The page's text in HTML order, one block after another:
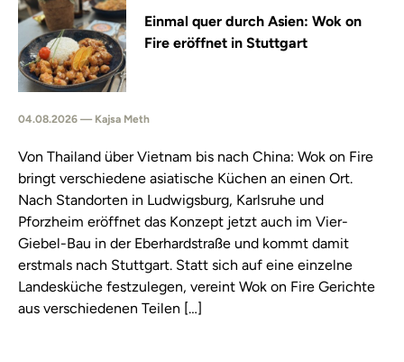
Einmal quer durch Asien: Wok on
Fire eröffnet in Stuttgart
04.08.2026 — Kajsa Meth
Von Thailand über Vietnam bis nach China: Wok on Fire
bringt verschiedene asiatische Küchen an einen Ort.
Nach Standorten in Ludwigsburg, Karlsruhe und
Pforzheim eröffnet das Konzept jetzt auch im Vier-
Giebel-Bau in der Eberhardstraße und kommt damit
erstmals nach Stuttgart. Statt sich auf eine einzelne
Landesküche festzulegen, vereint Wok on Fire Gerichte
aus verschiedenen Teilen […]